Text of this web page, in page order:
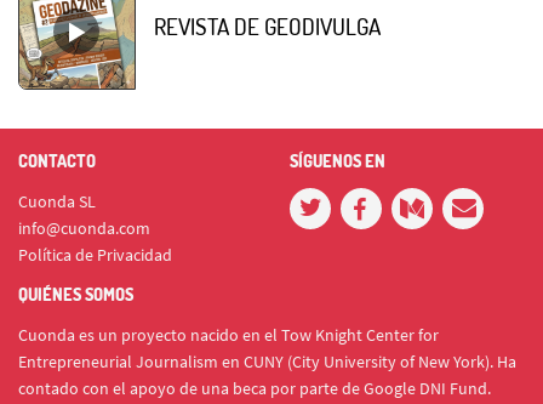
REVISTA DE GEODIVULGA
CONTACTO
Cuonda SL
info@cuonda.com
Política de Privacidad
SÍGUENOS EN
QUIÉNES SOMOS
Cuonda es un proyecto nacido en el Tow Knight Center for
Entrepreneurial Journalism en CUNY (City University of New York). Ha
contado con el apoyo de una beca por parte de Google DNI Fund.